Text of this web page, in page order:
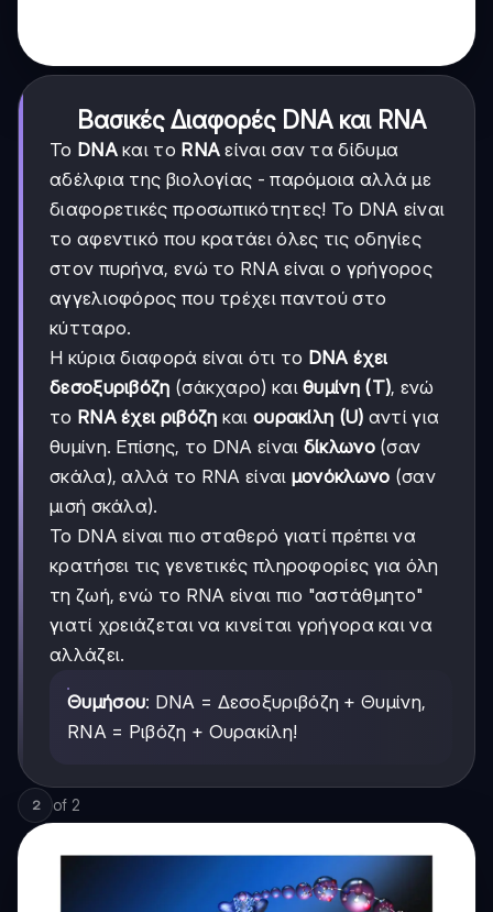
Βασικές Διαφορές DNA και RNA
Το DNAκαι το RNA είναι σαν τα δίδυμα
αδέλφια της βιολογίας - παρόμοια αλλά με
διαφορετικές προσωπικότητες! Το DNA είναι
το αφεντικό που κρατάει όλες τις οδηγίες
στον πυρήνα, ενώ το RNA είναι ο γρήγορος
αγγελιοφόρος που τρέχει παντού στο
κύτταρο.
Η κύρια διαφορά είναι ότι το DNA έχει
δεσοξυριβόζη (σάκχαρο) καιθυμίνη (T), ενώ
το RNA έχει ριβόζη και ουρακίλη (U) αντί για
θυμίνη. Επίσης, το DNA είναι δίκλωνο(σαν
σκάλα), αλλά το RNA είναι μονόκλωνο (σαν
μισή σκάλα).
Το DNA είναι πιο σταθερό γιατί πρέπει να
κρατήσει τις γενετικές πληροφορίες για όλη
τη ζωή, ενώ το RNA είναι πιο "αστάθμητο"
γιατί χρειάζεται να κινείται γρήγορα και να
αλλάζει.
Θυμήσου: DNA = Δεσοξυριβόζη + Θυμίνη,
RNA = Ριβόζη + Ουρακίλη!
2 of 2